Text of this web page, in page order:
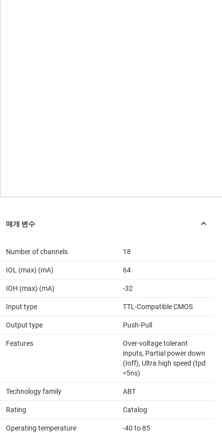
Number of channels 18
IOL (max) (mA) 64
IOH (max) (mA) -32
Input type TTL-Compatible CMOS
Output type Push-Pull
Features
Over-voltage tolerant
inputs, Partial power down
(Ioff), Ultra high speed (tpd
<5ns)
Technology family ABT
Rating Catalog
Operating temperature
-40 to 85